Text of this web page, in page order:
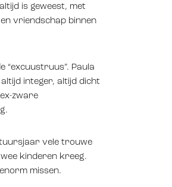
is geweest, met
vriendschap binnen
“excuustruus”. Paula
integer, altijd dicht
zware
vele trouwe
kinderen kreeg.
missen.